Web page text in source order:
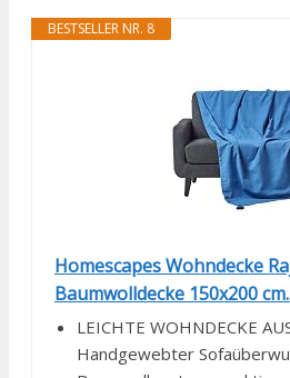
BESTSELLER NR. 8
Homescapes Wohndecke
Baumwolldecke 150x200
LEICHTE WOHNDECKE
Handgewebter